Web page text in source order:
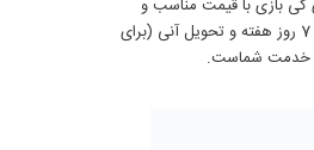
بازی با قیمت مناسب و
پشتیبانی 24 ساعته در 7 روز هفته و تحویل آنی (برای
خدمت شماست.